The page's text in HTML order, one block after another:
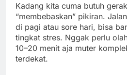
Kadang kita cuma butuh
“membebaskan” pikiran.
di pagi atau sore hari, bisa
tingkat stres. Nggak perlu
10–20 menit aja muter
terdekat.